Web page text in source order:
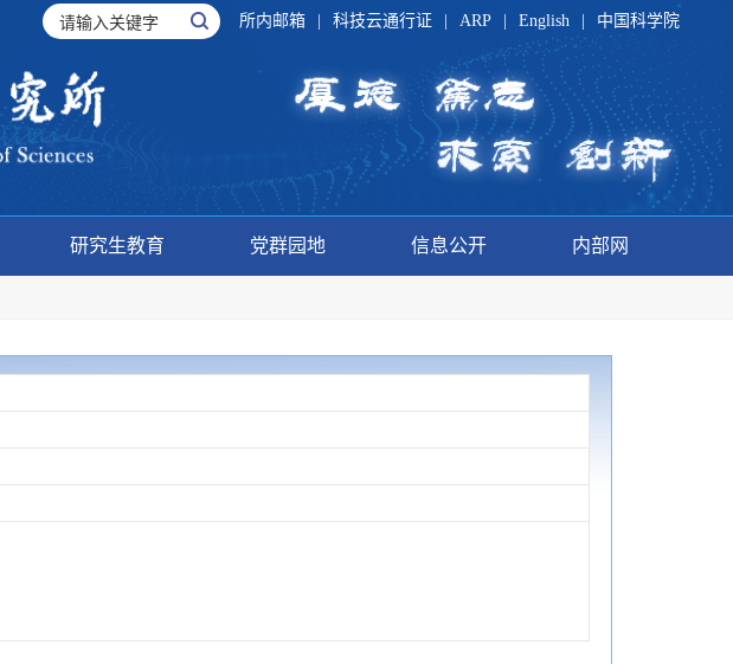
所内邮箱 科技云通行证 ARP English 中国科学院
研究生教育 党群园地 信息公开 内部网